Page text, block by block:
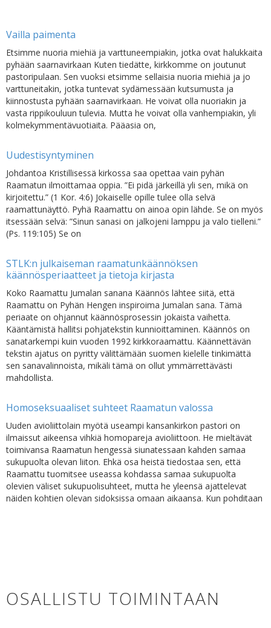
Vailla paimenta
Etsimme nuoria miehiä ja varttuneempiakin, jotka ovat halukkaita
pyhään saarnavirkaan Kuten tiedätte, kirkkomme on joutunut
pastoripulaan. Sen vuoksi etsimme sellaisia nuoria miehiä ja jo
varttuneitakin, jotka tuntevat sydämessään kutsumusta ja
kiinnostusta pyhään saarnavirkaan. He voivat olla nuoriakin ja
vasta rippikouluun tulevia. Mutta he voivat olla vanhempiakin, yli
kolmekymmentävuotiaita. Pääasia on,
Uudestisyntyminen
Johdantoa Kristillisessä kirkossa saa opettaa vain pyhän
Raamatun ilmoittamaa oppia. ”Ei pidä järkeillä yli sen, mikä on
kirjoitettu.” (1 Kor. 4:6) Jokaiselle opille tulee olla selvä
raamattunäyttö. Pyhä Raamattu on ainoa opin lähde. Se on myös
itsessään selvä: ”Sinun sanasi on jalkojeni lamppu ja valo tielleni.”
(Ps. 119:105) Se on
STLK:n julkaiseman raamatunkäännöksen
käännösperiaatteet ja tietoja kirjasta
Koko Raamattu Jumalan sanana Käännös lähtee siitä, että
Raamattu on Pyhän Hengen inspiroima Jumalan sana. Tämä
periaate on ohjannut käännösprosessin jokaista vaihetta.
Kääntämistä hallitsi pohjatekstin kunnioittaminen. Käännös on
sanatarkempi kuin vuoden 1992 kirkkoraamattu. Käännettävän
tekstin ajatus on pyritty välittämään suomen kielelle tinkimättä
sen sanavalinnoista, mikäli tämä on ollut ymmärrettävästi
mahdollista.
Homoseksuaaliset suhteet Raamatun valossa
Uuden avioliittolain myötä useampi kansankirkon pastori on
ilmaissut aikeensa vihkiä homopareja avioliittoon. He mieltävät
toimivansa Raamatun hengessä siunatessaan kahden samaa
sukupuolta olevan liiton. Ehkä osa heistä tiedostaa sen, että
Raamattu tuomitsee useassa kohdassa samaa sukupuolta
olevien väliset sukupuolisuhteet, mutta he yleensä ajattelevat
näiden kohtien olevan sidoksissa omaan aikaansa. Kun pohditaan
OSALLISTU TOIMINTAAN